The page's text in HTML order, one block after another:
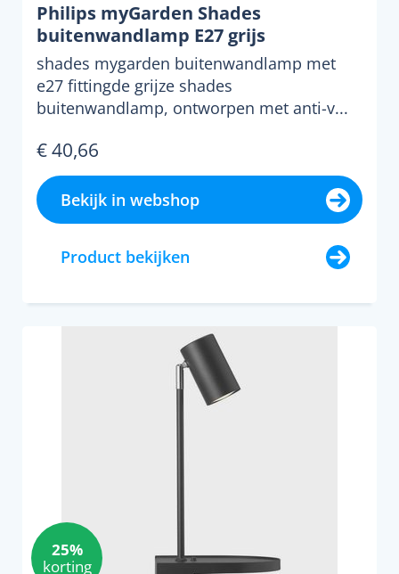
Philips myGarden Shades
buitenwandlamp E27 grijs
shades mygarden buitenwandlamp met
e27 fittingde grijze shades
buitenwandlamp, ontworpen met anti-v...
€ 40,66
Bekijk in webshop
Product bekijken
25%
korting